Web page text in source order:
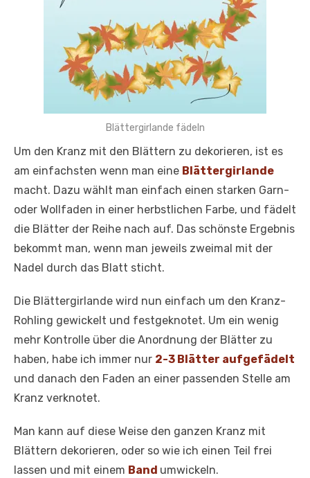
Blättergirlande fädeln
Um den Kranz mit den Blättern zu dekorieren, ist es
am einfachsten wenn man eine Blättergirlande
macht. Dazu wählt man einfach einen starken Garn-
oder Wollfaden in einer herbstlichen Farbe, und fädelt
die Blätter der Reihe nach auf. Das schönste Ergebnis
bekommt man, wenn man jeweils zweimal mit der
Nadel durch das Blatt sticht.
Die Blättergirlande wird nun einfach um den Kranz-
Rohling gewickelt und festgeknotet. Um ein wenig
mehr Kontrolle über die Anordnung der Blätter zu
haben, habe ich immer nur 2-3 Blätter aufgefädelt
und danach den Faden an einer passenden Stelle am
Kranz verknotet.
Man kann auf diese Weise den ganzen Kranz mit
Blättern dekorieren, oder so wie ich einen Teil frei
lassen und mit einem Band umwickeln.